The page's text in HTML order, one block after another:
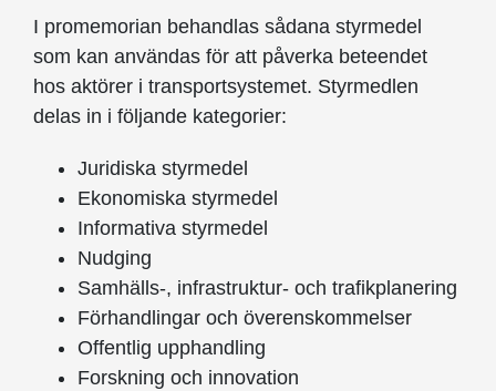
I promemorian behandlas sådana styrmedel
som kan användas för att påverka beteendet
hos aktörer i transportsystemet. Styrmedlen
delas in i följande kategorier:
Juridiska styrmedel
Ekonomiska styrmedel
Informativa styrmedel
Nudging
Samhälls-, infrastruktur- och trafikplanering
Förhandlingar och överenskommelser
Offentlig upphandling
Forskning och innovation